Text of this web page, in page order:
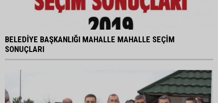
BELEDİYE BAŞKANLIĞI MAHALLE MAHALLE SEÇİM
SONUÇLARI